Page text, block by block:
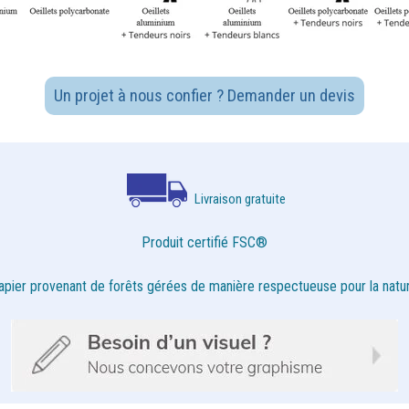
Un projet à nous confier ? Demander un devis
Livraison gratuite
Produit certifié FSC®
provenant de forêts gérées de manière respectueuse pour la